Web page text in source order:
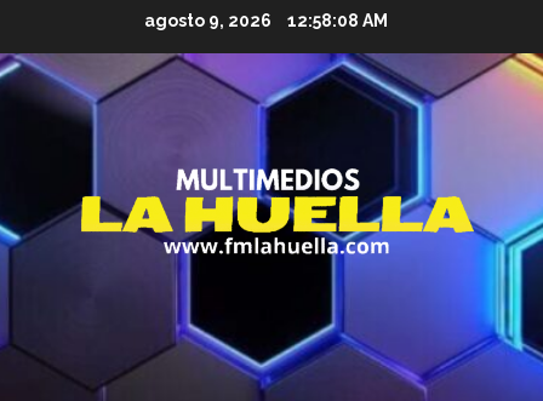
contenido
agosto 9, 2026 12:58:09 AM